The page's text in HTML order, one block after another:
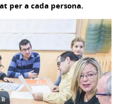
per a cada persona.